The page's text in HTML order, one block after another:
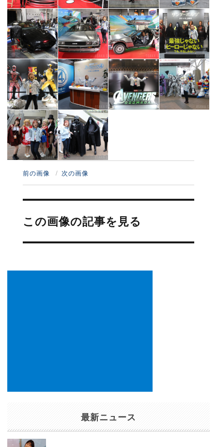
前の画像 次の画像
投
ナ
ビ
ー
この画像の記事を見る
最新ニュース